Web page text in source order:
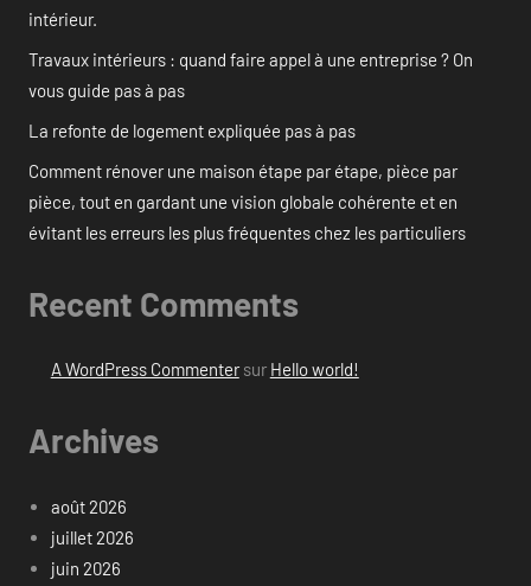
intérieur.
Travaux intérieurs : quand faire appel à une entreprise ? On
vous guide pas à pas
La refonte de logement expliquée pas à pas
Comment rénover une maison étape par étape, pièce par
pièce, tout en gardant une vision globale cohérente et en
évitant les erreurs les plus fréquentes chez les particuliers
Recent Comments
A WordPress Commentersur Hello world!
Archives
août 2026
juillet 2026
juin 2026